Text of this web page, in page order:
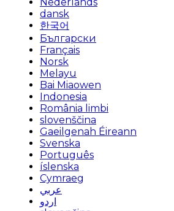
dansk
한국어
Български
Français
Norsk
Melayu
Bai Miaowen
Indonesia
România limbi
slovenščina
Gaeilgenah Éireann
Svenska
Português
íslenska
Cymraeg
عربي
اردو